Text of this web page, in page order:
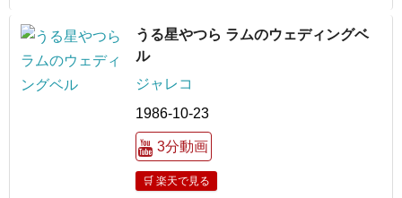
うる星やつら ラムのウェディングベ
ル
ジャレコ
1986-10-23
3分動画
🛒 楽天で見る